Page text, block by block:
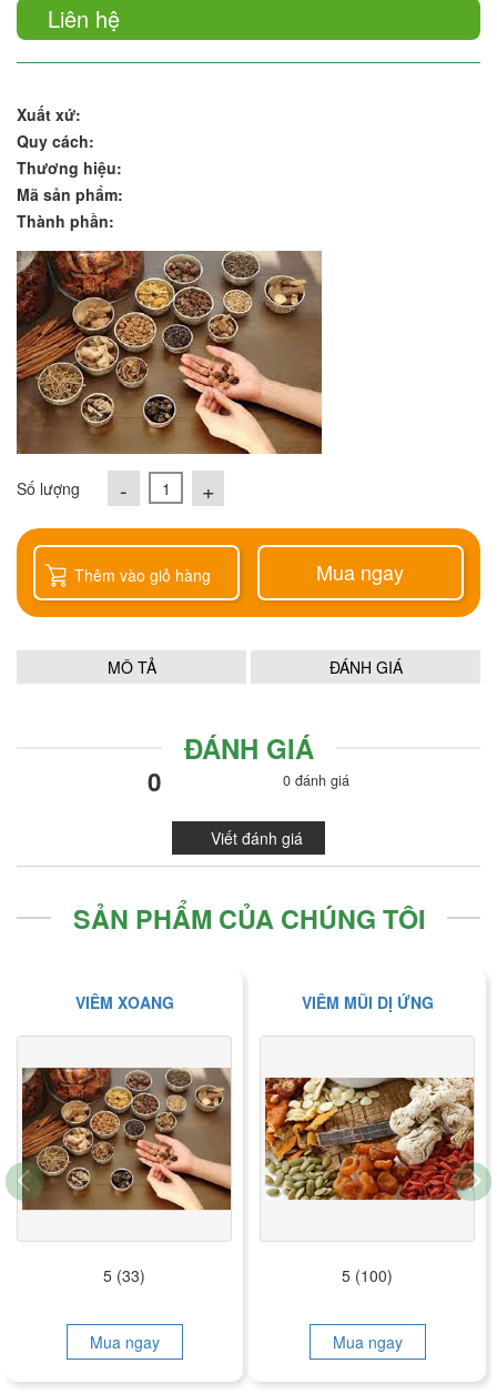
Liên hệ
Xuất xứ:
Quy cách:
Thương hiệu:
Mã sản phẩm:
Thành phần:
Số lượng - +
Thêm vào giỏ hàng Mua ngay
MÔ TẢ ĐÁNH GIÁ
ĐÁNH GIÁ
0 0 đánh giá
Viết đánh giá
SẢN PHẨM CỦA CHÚNG TÔI
VIÊM XOANG
5 (33)
Mua ngay
VIÊM MŨI DỊ ỨNG
5 (100)
Mua ngay